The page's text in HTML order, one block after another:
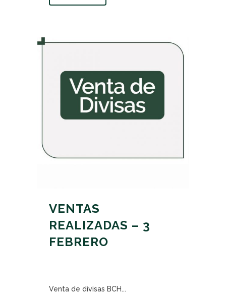
VENTAS
REALIZADAS – 3
FEBRERO
Venta de divisas BCH...